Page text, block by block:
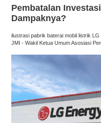
Pembatalan
Dampaknya?
ilustrasi pabrik baterai mobil listrik
JMI - Wakil Ketua Umum Asosiasi